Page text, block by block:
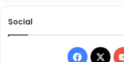
Social
Facebook
X